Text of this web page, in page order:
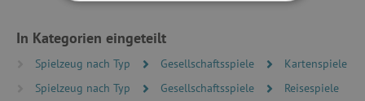
In Kategorien eingeteilt
Spielzeug nach Typ Gesellschaftsspiele
Kartenspiele
Spielzeug nach Typ
Gesellschaftsspiele
Reisespiele
UNBEDINGT ERFORDERLICH
PERFORMANCE
TARGETING